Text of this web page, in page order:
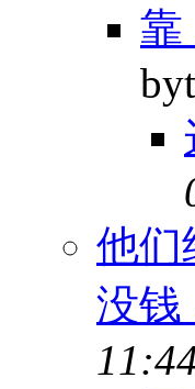
靠
他们
没钱